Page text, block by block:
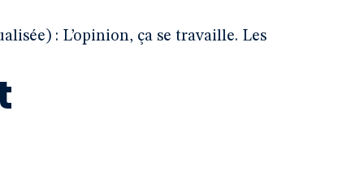
: L’opinion, ça se travaille. Les